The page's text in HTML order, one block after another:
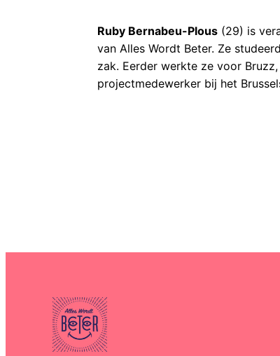
Ruby Bernabeu-Plous (29) is
van Alles Wordt Beter. Ze
zak. Eerder werkte ze voor
projectmedewerker bij het